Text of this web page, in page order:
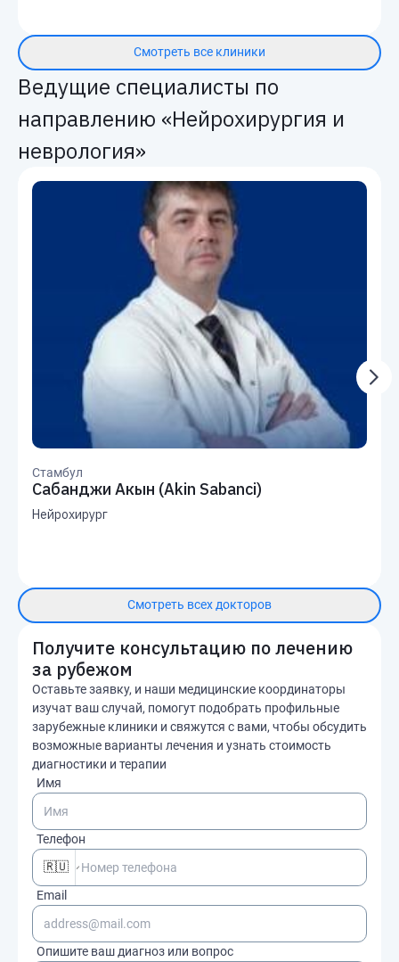
Смотреть все клиники
Ведущие специалисты по
направлению «Нейрохирургия и
неврология»
Стамбул
Сабанджи Акын (Akin Sabanci)
Нейрохирург
Смотреть всех докторов
Получите консультацию по лечению
за рубежом
Оставьте заявку, и наши медицинские координаторы
изучат ваш случай, помогут подобрать профильные
зарубежные клиники и свяжутся с вами, чтобы обсудить
возможные варианты лечения и узнать стоимость
диагностики и терапии
Имя
Телефон
🇷🇺
Email
Опишите ваш диагноз или вопрос